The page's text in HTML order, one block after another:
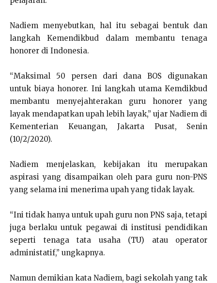
Nadiem menyebutkan, hal itu sebagai bentuk dan
langkah Kemendikbud dalam membantu tenaga
honorer di Indonesia.
“Maksimal 50 persen dari dana BOS digunakan
untuk biaya honorer. Ini langkah utama Kemdikbud
membantu menyejahterakan guru honorer yang
layak mendapatkan upah lebih layak,” ujar Nadiem di
Kementerian Keuangan, Jakarta Pusat, Senin
(10/2/2020).
Nadiem menjelaskan, kebijakan itu merupakan
aspirasi yang disampaikan oleh para guru non-PNS
yang selama ini menerima upah yang tidak layak.
“Ini tidak hanya untuk upah guru non PNS saja, tetapi
juga berlaku untuk pegawai di institusi pendidikan
seperti tenaga tata usaha (TU) atau operator
administatif,” ungkapnya.
Namun demikian kata Nadiem, bagi sekolah yang tak